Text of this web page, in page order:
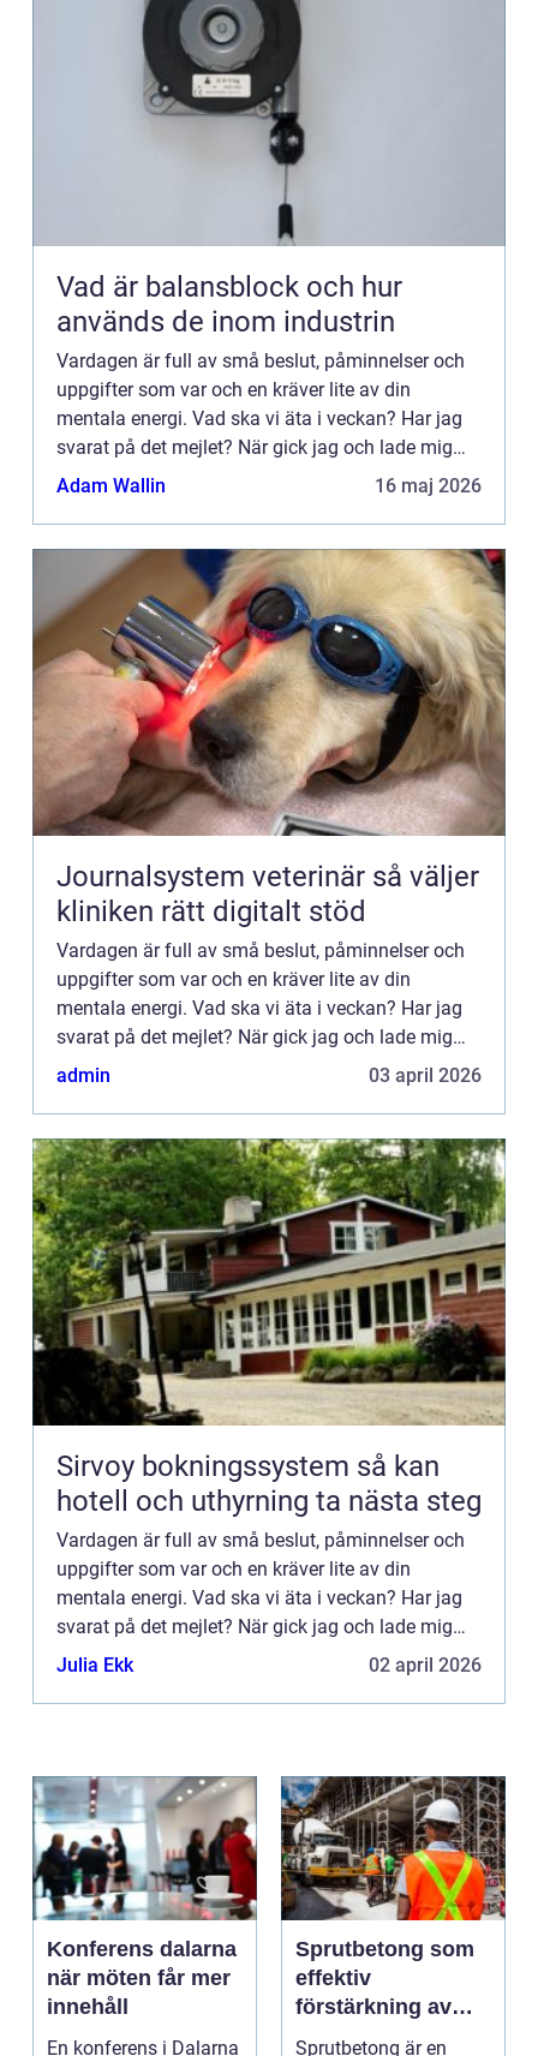
Vad är balansblock och hur
används de inom industrin
Vardagen är full av små beslut, påminnelser och
uppgifter som var och en kräver lite av din
mentala energi. Vad ska vi äta i veckan? Har jag
svarat på det mejlet? När gick jag och lade mig
igår? Tillsammans...
Adam Wallin 16 maj 2026
Journalsystem veterinär så väljer
kliniken rätt digitalt stöd
Vardagen är full av små beslut, påminnelser och
uppgifter som var och en kräver lite av din
mentala energi. Vad ska vi äta i veckan? Har jag
svarat på det mejlet? När gick jag och lade mig
igår? Tillsammans...
admin 03 april 2026
Sirvoy bokningssystem så kan
hotell och uthyrning ta nästa steg
Vardagen är full av små beslut, påminnelser och
uppgifter som var och en kräver lite av din
mentala energi. Vad ska vi äta i veckan? Har jag
svarat på det mejlet? När gick jag och lade mig
igår? Tillsammans...
Julia Ekk 02 april 2026
Konferens dalarna
när möten får mer
innehåll
En konferens i Dalarna
Sprutbetong som
effektiv
förstärkning av
berg och betong
Sprutbetong är en